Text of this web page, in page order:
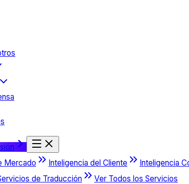
Mercado
Inteligencia del Cliente Inteligencia
de Traducción
Ver Todos los Servicios